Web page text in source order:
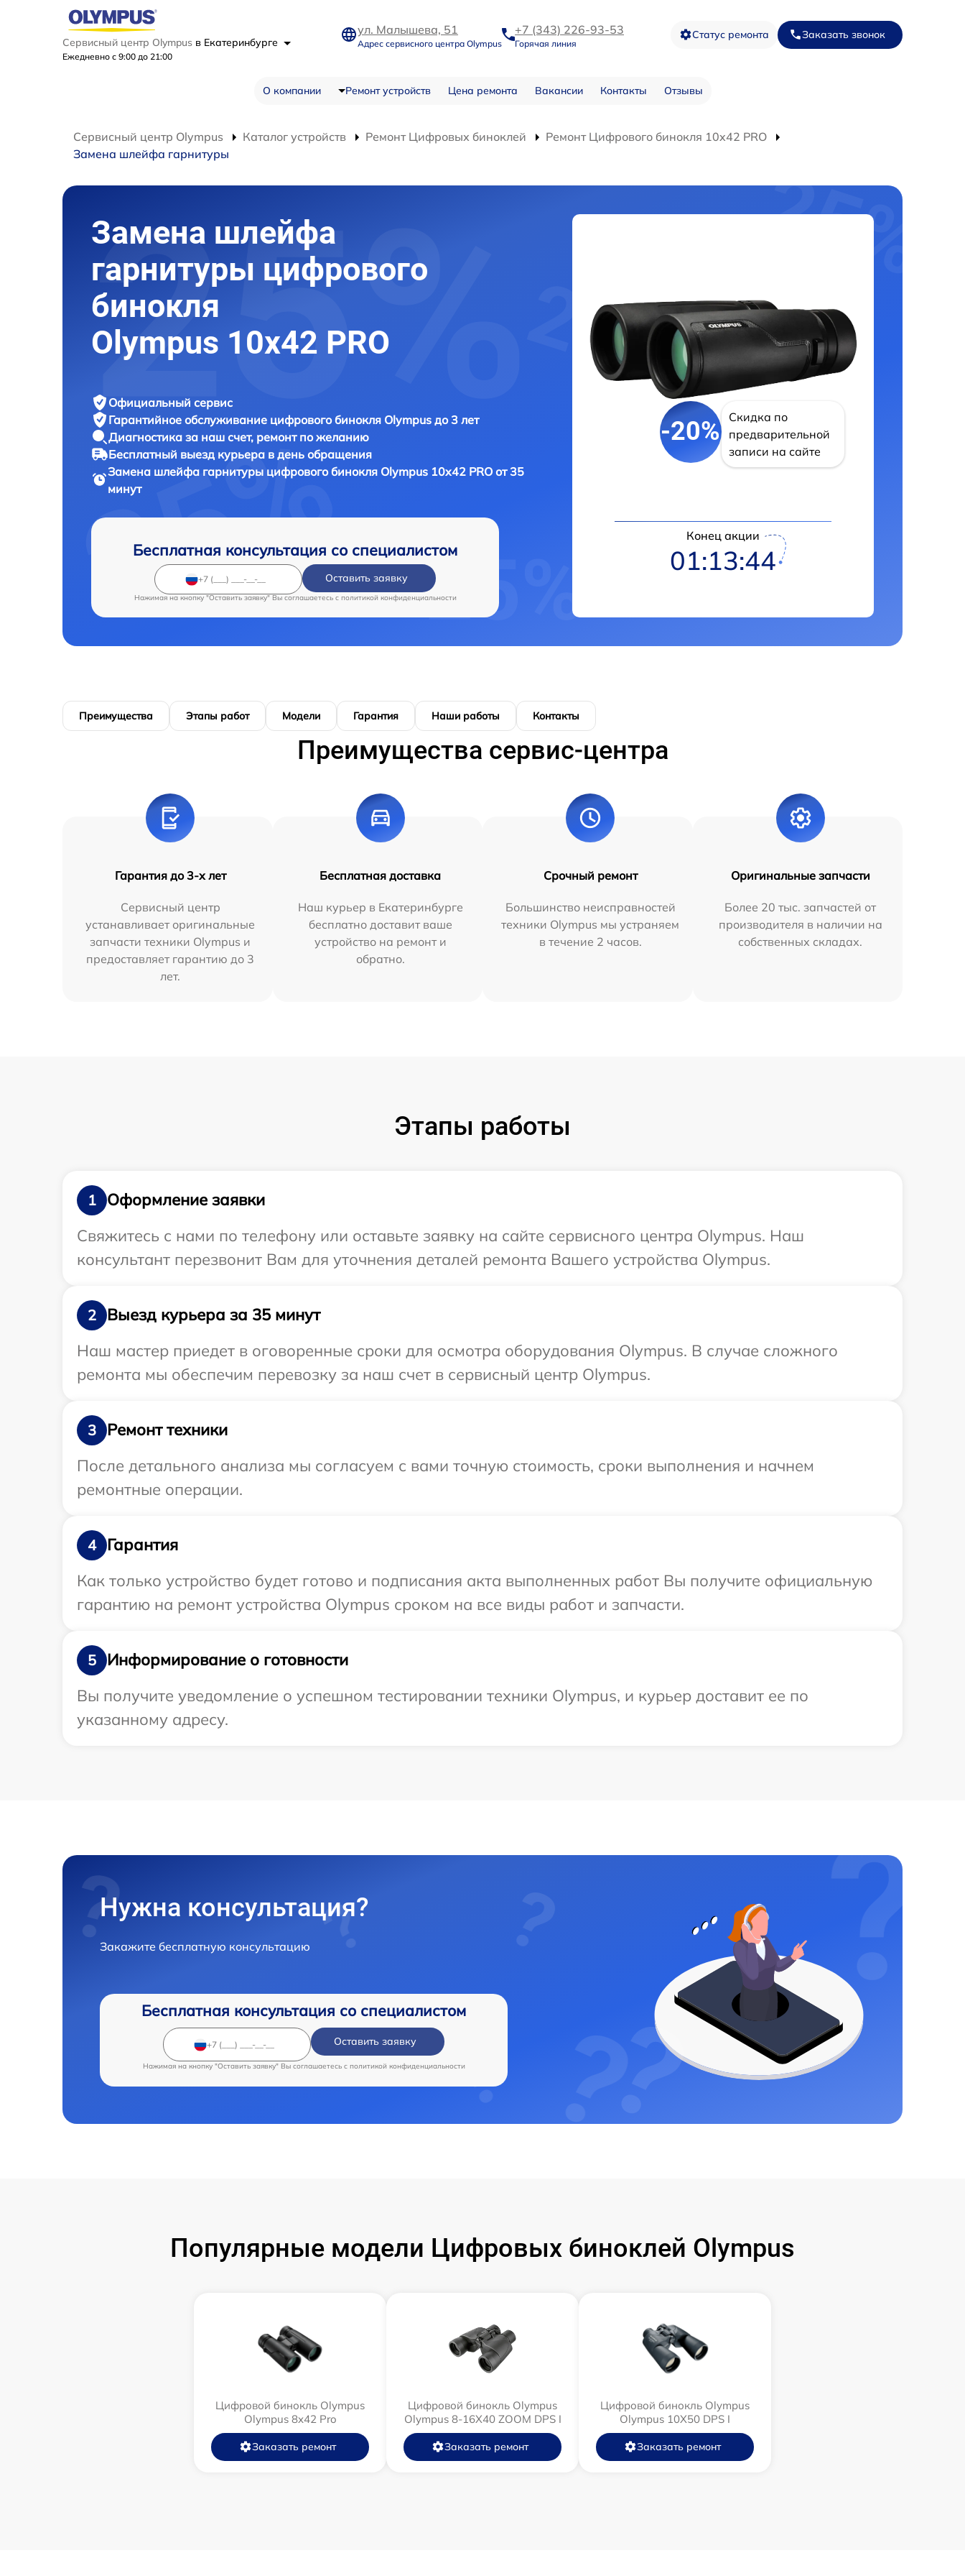
Сервисный центр Olympus в Екатеринбурге
Ежедневно с 9:00 до 21:00
ул. Малышева, 51
Адрес сервисного центра Olympus
+7 (343) 226-93-53
Горячая линия
Статус ремонта Заказать звонок
О компании Ремонт устройств Цена ремонта Вакансии Контакты Отзывы
Сервисный центр Olympus Каталог устройств Ремонт Цифровых биноклей
Ремонт Цифрового бинокля 10x42 PRO
Замена шлейфа гарнитуры
Замена шлейфа
гарнитуры цифрового
бинокля
Olympus 10x42 PRO
Официальный сервис
Гарантийное обслуживание цифрового бинокля Olympus до 3 лет
Диагностика за наш счет, ремонт по желанию
Бесплатный выезд курьера в день обращения
Замена шлейфа гарнитуры цифрового бинокля Olympus 10x42 PRO от 35
минут
Бесплатная консультация со специалистом
Оставить заявку
Нажимая на кнопку "Оставить заявку" Вы соглашаетесь c политикой конфиденциальности
-20%
Скидка по
предварительной
записи на сайте
Конец акции
01:13:43
Преимущества Этапы работ Модели Гарантия Наши работы Контакты
Преимущества сервис-центра
Гарантия до 3-х лет
Сервисный центр
устанавливает оригинальные
запчасти техники Olympus и
предоставляет гарантию до 3
лет.
Бесплатная доставка
Наш курьер в Екатеринбурге
бесплатно доставит ваше
устройство на ремонт и
обратно.
Срочный ремонт
Большинство неисправностей
техники Olympus мы устраняем
в течение 2 часов.
Оригинальные запчасти
Более 20 тыс. запчастей от
производителя в наличии на
собственных складах.
Этапы работы
1
Оформление заявки
Свяжитесь с нами по телефону или оставьте заявку на сайте сервисного центра Olympus. Наш
консультант перезвонит Вам для уточнения деталей ремонта Вашего устройства Olympus.
2
Выезд курьера за 35 минут
Наш мастер приедет в оговоренные сроки для осмотра оборудования Olympus. В случае сложного
ремонта мы обеспечим перевозку за наш счет в сервисный центр Olympus.
3
Ремонт техники
После детального анализа мы согласуем с вами точную стоимость, сроки выполнения и начнем
ремонтные операции.
4
Гарантия
Как только устройство будет готово и подписания акта выполненных работ Вы получите официальную
гарантию на ремонт устройства Olympus сроком на все виды работ и запчасти.
5
Информирование о готовности
Вы получите уведомление о успешном тестировании техники Olympus, и курьер доставит ее по
указанному адресу.
Нужна консультация?
Закажите бесплатную консультацию
Бесплатная консультация со специалистом
Оставить заявку
Нажимая на кнопку "Оставить заявку" Вы соглашаетесь c политикой конфиденциальности
Популярные модели Цифровых биноклей Olympus
Цифровой бинокль Olympus
Olympus 8x42 Pro
Заказать ремонт
Цифровой бинокль Olympus
Olympus 8-16X40 ZOOM DPS I
Заказать ремонт
Цифровой бинокль Olympus
Olympus 10X50 DPS I
Заказать ремонт